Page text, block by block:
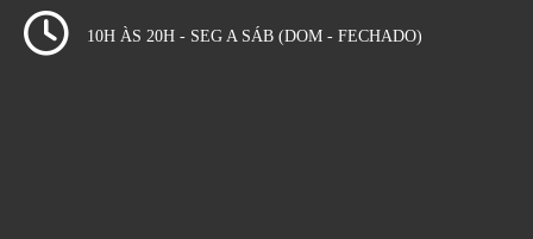
10H ÀS 20H - SEG A SÁB (DOM - FECHADO)